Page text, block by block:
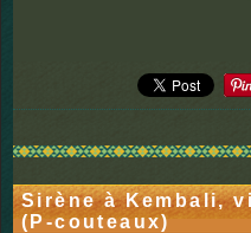
Sirène à Kembali,
(P-couteaux)